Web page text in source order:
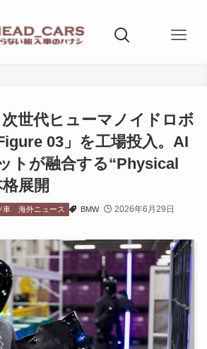
世代ヒューマノイドロボ
03」を工場投入。AI
トが融合する“Physical
展開
車 海外ニュース BMW 2026年6月29日